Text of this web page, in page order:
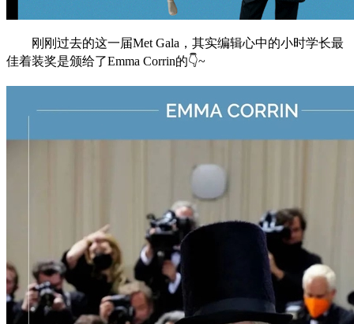
刚刚过去的这一届Met Gala，其实编辑心中的小时学长最
佳着装奖是颁给了Emma Corrin的👇~